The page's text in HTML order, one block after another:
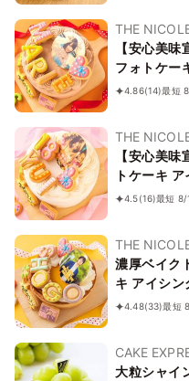
THE
【安心美
フォトケー
キ 写真ケ
4.86(14)最短
THE
【安心美
トケーキ
真ケーキ 4
4.5(16)最短 8/
THE
濃厚ベイク
キ アイシン
キ 5号
4.48(33)最短
CAKE
大粒シャイ